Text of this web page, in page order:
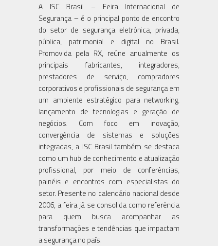
A ISC Brasil – Feira Internacional de
Segurança – é o principal ponto de encontro
do setor de segurança eletrônica, privada,
pública, patrimonial e digital no Brasil.
Promovida pela RX, reúne anualmente os
principais fabricantes, integradores,
prestadores de serviço, compradores
corporativos e profissionais de segurança em
um ambiente estratégico para networking,
lançamento de tecnologias e geração de
negócios. Com foco em inovação,
convergência de sistemas e soluções
integradas, a ISC Brasil também se destaca
como um hub de conhecimento e atualização
profissional, por meio de conferências,
painéis e encontros com especialistas do
setor. Presente no calendário nacional desde
2006, a feira já se consolida como referência
para quem busca acompanhar as
transformações e tendências que impactam
a segurança no país.